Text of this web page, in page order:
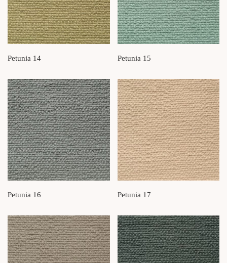
Petunia 14 Petunia 15
Petunia 16 Petunia 17